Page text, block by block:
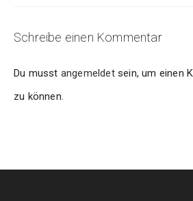
Schreibe einen Kommentar
Du musst angemeldetsein, um einen
zu können.